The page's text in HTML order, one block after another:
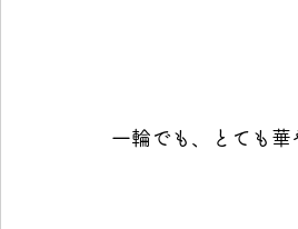
一輪でも、とても